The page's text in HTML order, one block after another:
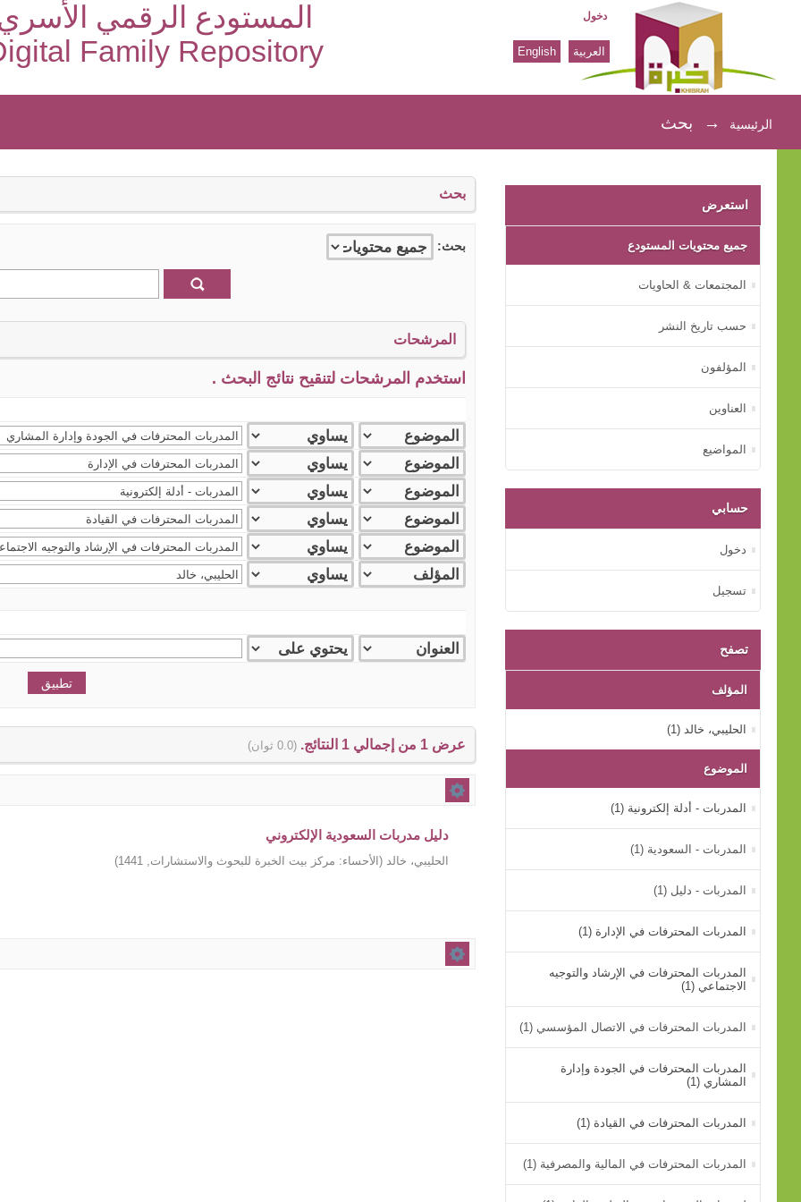
المستودع الرقمي
Family Repository
بحث
دخول
العربية English
الرئيسية → بحث
بحث
بحث:
المرشحات
استخدم المرشحات لتنقيح نتائج البحث .
عرض 1 من إجمالي 1 النتائج. (0.0 ثوان)
دليل مدربات السعودية الإلكتروني
الحليبي، خالد ( الأحساء: مركز بيت الخبرة للبحوث والاستشارات,
1441
)
استعرض
جميع محتويات المستودع
المجتمعات & الحاويات
حسب تاريخ النشر
المؤلفون
العناوين
المواضيع
حسابي
دخول
تسجيل
تصفح
المؤلف
الحليبي، خالد (1)
الموضوع
المدربات - أدلة إلكترونية (1)
المدربات - السعودية (1)
المدربات - دليل (1)
المدربات المحترفات في الإدارة (1)
المدربات المحترفات في الإرشاد والتوجيه
الاجتماعي (1)
المدربات المحترفات في الاتصال المؤسسي (1)
المدربات المحترفات في الجودة وإدارة
المشاري (1)
المدربات المحترفات في القيادة (1)
المدربات المحترفات في المالية والمصرفية (1)